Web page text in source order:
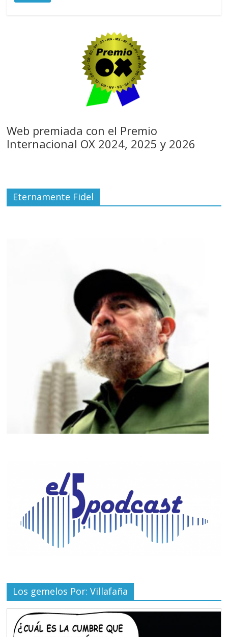
Web premiada con el Premio
Internacional OX 2024, 2025 y 2026
Eternamente Fidel
Los gemelos Por: Villafaña